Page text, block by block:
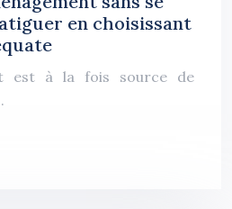
en choisissant
est à la fois source de